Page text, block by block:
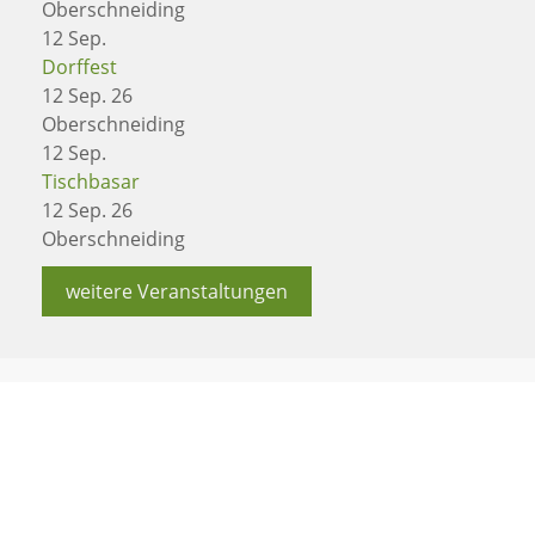
Oberschneiding
12 Sep.
Dorffest
12 Sep. 26
Oberschneiding
12 Sep.
Tischbasar
12 Sep. 26
Oberschneiding
weitere Veranstaltungen